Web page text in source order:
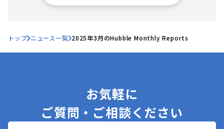
トップ ニュース一覧 2025年3月のHubble Monthly Reports
お気軽に
ご質問・ご相談ください